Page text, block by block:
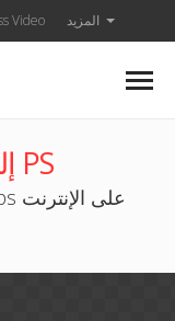
Video المزيد
محول WBMP إلى PS